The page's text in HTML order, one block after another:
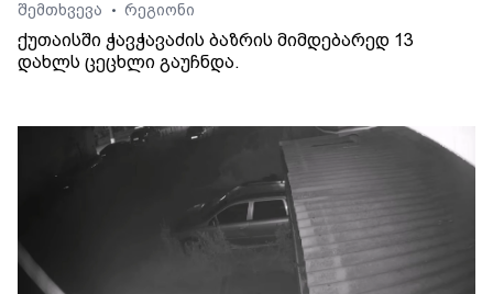
შემთხვევა
• რეგიონი
ქუთაისში ჭავჭავაძის ბაზრის მიმდებარედ 13
დახლს ცეცხლი გაუჩნდა.